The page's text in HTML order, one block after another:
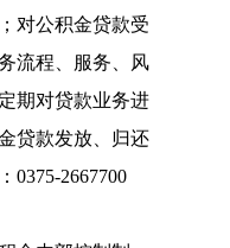
； 对公积金贷款受
流程、服务、风
定期对贷款业务进
贷款发放、归还
0375-2667700